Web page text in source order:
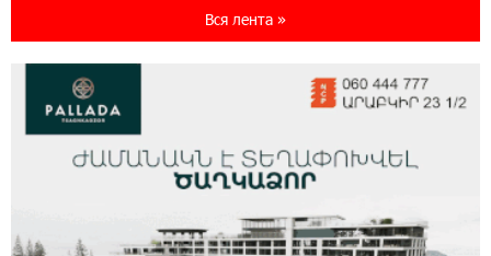
IDBank на позитивный
IDBank представляет новую карту Mastercard
специальной акцией
Ucom и FPWC обеспечат круглосуточный
мониторинг дикой природы в Гнишике с
Вся лента »